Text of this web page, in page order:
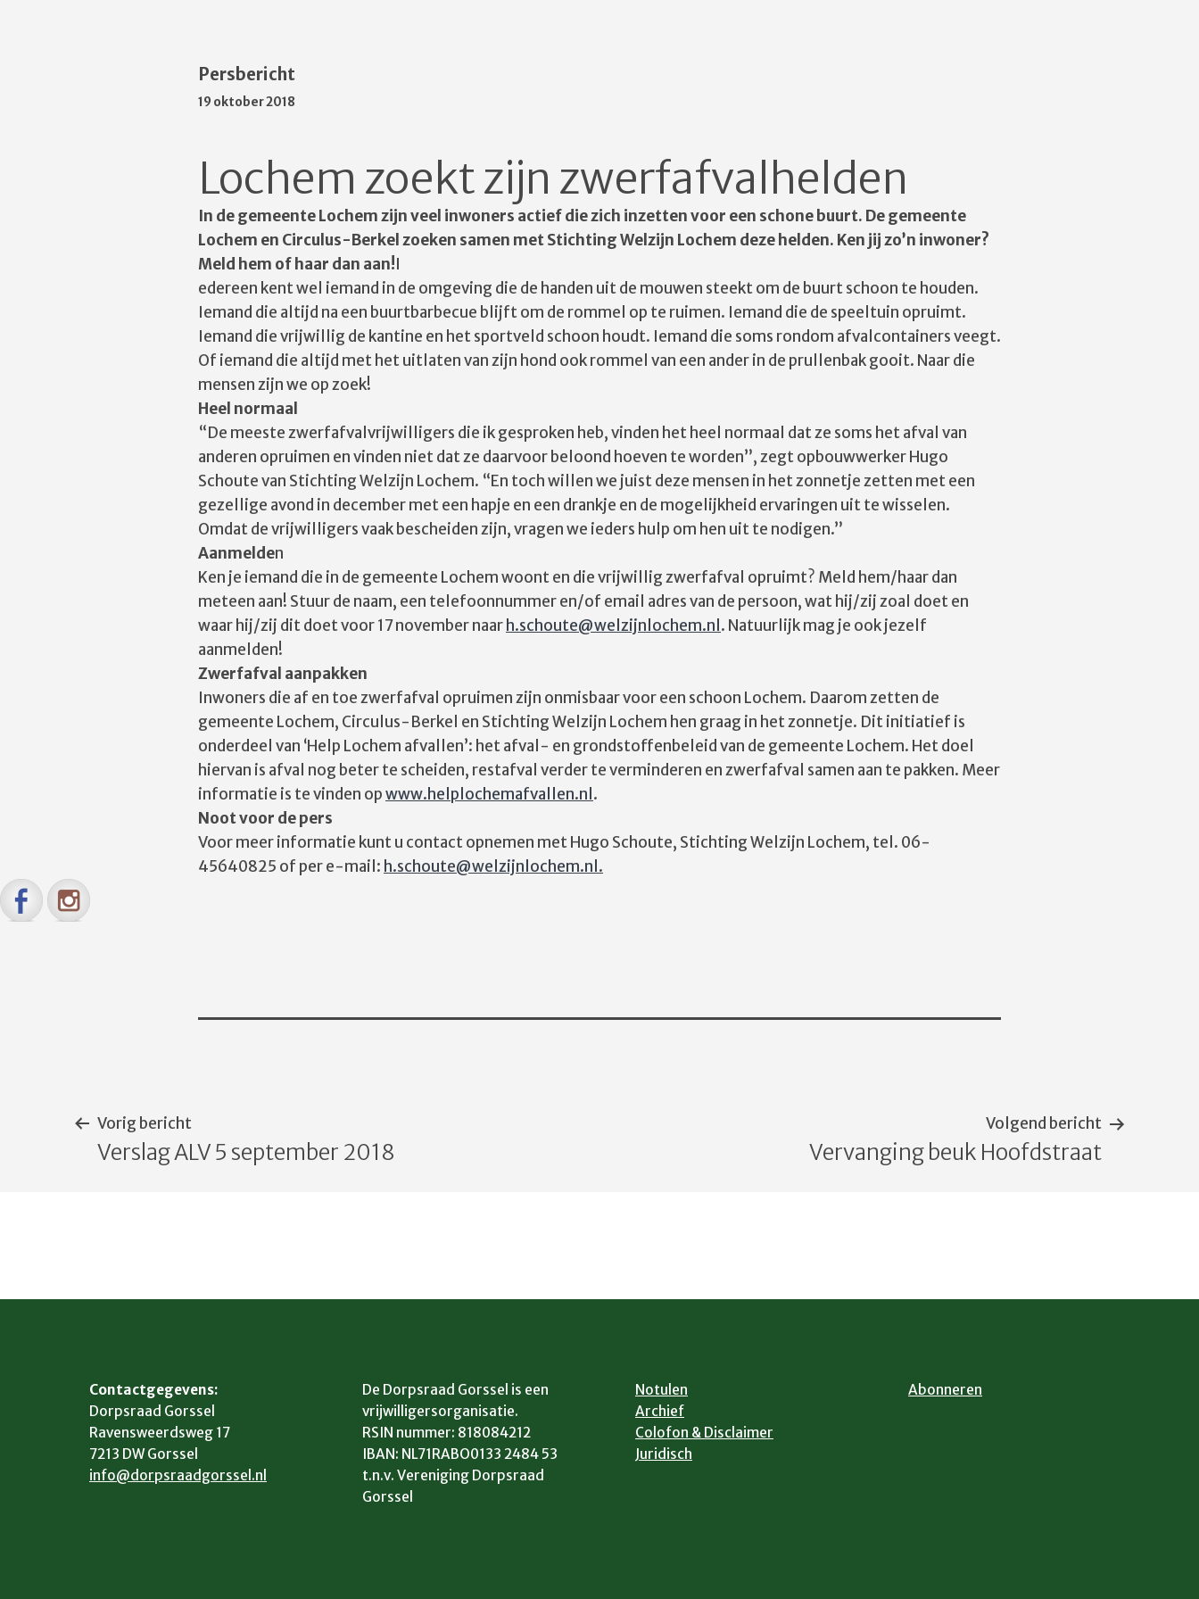
Persbericht
19 oktober 2018
Lochem zoekt zijn zwerfafvalhelden
In de gemeente Lochem zijn veel inwoners actief die zich inzetten voor een schone buurt. De gemeente
Lochem en Circulus-Berkel zoeken samen met Stichting Welzijn Lochem deze helden. Ken jij zo’n inwoner?
Meld hem of haar dan aan!I
edereen kent wel iemand in de omgeving die de handen uit de mouwen steekt om de buurt schoon te houden.
Iemand die altijd na een buurtbarbecue blijft om de rommel op te ruimen. Iemand die de speeltuin opruimt.
Iemand die vrijwillig de kantine en het sportveld schoon houdt. Iemand die soms rondom afvalcontainers veegt.
Of iemand die altijd met het uitlaten van zijn hond ook rommel van een ander in de prullenbak gooit. Naar die
mensen zijn we op zoek!
Heel normaal
“De meeste zwerfafvalvrijwilligers die ik gesproken heb, vinden het heel normaal dat ze soms het afval van
anderen opruimen en vinden niet dat ze daarvoor beloond hoeven te worden”, zegt opbouwwerker Hugo
Schoute van Stichting Welzijn Lochem. “En toch willen we juist deze mensen in het zonnetje zetten met een
gezellige avond in december met een hapje en een drankje en de mogelijkheid ervaringen uit te wisselen.
Omdat de vrijwilligers vaak bescheiden zijn, vragen we ieders hulp om hen uit te nodigen.”
Aanmelden
Ken je iemand die in de gemeente Lochem woont en die vrijwillig zwerfafval opruimt? Meld hem/haar dan
meteen aan! Stuur de naam, een telefoonnummer en/of email adres van de persoon, wat hij/zij zoal doet en
waar hij/zij dit doet voor 17 november naarh.schoute@welzijnlochem.nl. Natuurlijk mag je ook jezelf
aanmelden!
Zwerfafval aanpakken
Inwoners die af en toe zwerfafval opruimen zijn onmisbaar voor een schoon Lochem. Daarom zetten de
gemeente Lochem, Circulus-Berkel en Stichting Welzijn Lochem hen graag in het zonnetje. Dit initiatief is
onderdeel van ‘Help Lochem afvallen’: het afval- en grondstoffenbeleid van de gemeente Lochem. Het doel
hiervan is afval nog beter te scheiden, restafval verder te verminderen en zwerfafval samen aan te pakken. Meer
informatie is te vinden opwww.helplochemafvallen.nl.
Noot voor de pers
Voor meer informatie kunt u contact opnemen met Hugo Schoute, Stichting Welzijn Lochem, tel. 06-
45640825 of per e-mail: h.schoute@welzijnlochem.nl.
Bericht
Vorig bericht
Verslag ALV 5 september 2018
Volgend bericht
Vervanging beuk Hoofdstraat
Contactgegevens:
Dorpsraad Gorssel
Ravensweerdsweg 17
7213 DW Gorssel
info@dorpsraadgorssel.nl
De Dorpsraad Gorssel is een
vrijwilligersorganisatie.
RSIN nummer: 818084212
IBAN: NL71RABO0133 2484 53
t.n.v. Vereniging Dorpsraad
Gorssel
Notulen
Archief
Colofon & Disclaimer
Juridisch
Abonneren